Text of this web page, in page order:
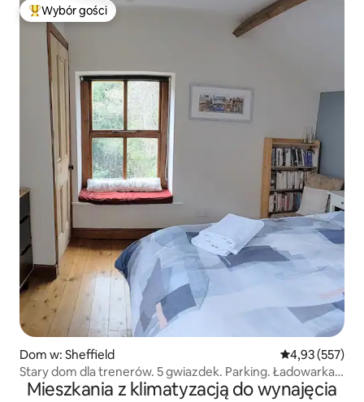
Najpopularniejsze z kategorii Wybór gości
Wybór gości
Dom w: Sheffield Średnia
4,93 (557)
Stary dom dla trenerów. 5 gwiazdek. Parking. Ładowarka
do samochodów elektrycznych.
Mieszkania z klimatyzacją do wynajęcia